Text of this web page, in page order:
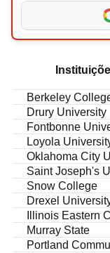
Berkeley
Drury University
Fontbonne
Loyola
Oklahoma City
Saint Joseph's
Snow College
Drexel
Illinois Eastern
Murray State
Portland